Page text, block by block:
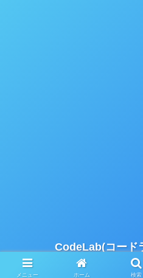
CodeLab(コード
© 2012 CodeLab(コ
メニュー ホーム 検索